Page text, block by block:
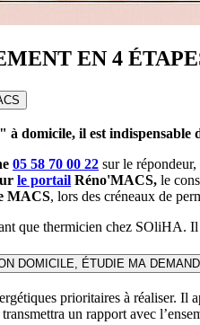
EN 4
domicile, il est indispensable
05 58 70 00 22 sur le
le portail Réno'MACS, le
MACS, lors des créneaux de
que thermicien chez SOliHA.
DOMICILE, ÉTUDIE MA
prioritaires à réaliser. Il
un rapport avec